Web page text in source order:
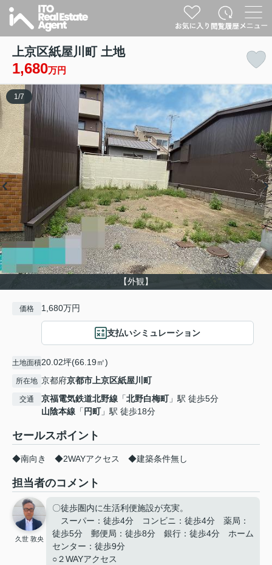
上京区紙屋川町 土地
1,680万円
【外観】
1 /7
価格 1,680万円
支払いシミュレーション
土地面積20.02坪(66.19㎡)
所在地 京都府京都市上京区紙屋川町
交通 京福電気鉄道北野線 「北野白梅町」駅 徒歩5分
山陰本線 「 円町」駅 徒歩18分
セールスポイント
◆南向き ◆2WAYアクセス ◆建築条件無し
担当者のコメント
久世 敦央
〇徒歩圏内に生活利便施設が充実。
スーパー：徒歩4分 コンビニ：徒歩4分 薬局：
徒歩5分 郵便局：徒歩8分 銀行：徒歩4分 ホーム
センター：徒歩9分
○２WAYアクセス